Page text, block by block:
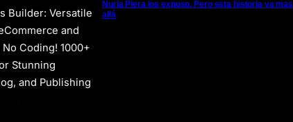
Builder: Versatile
and
Coding! 1000+
Stunning
and Publishing
Nuria Piera los expuso. Pero esta historia va mas
allá